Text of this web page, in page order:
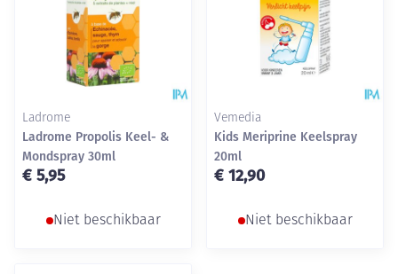
Ladrome
Ladrome Propolis Keel- &
Mondspray 30ml
€ 5,95
Niet beschikbaar
Vemedia
Kids Meriprine Keelspray
20ml
€ 12,90
Niet beschikbaar